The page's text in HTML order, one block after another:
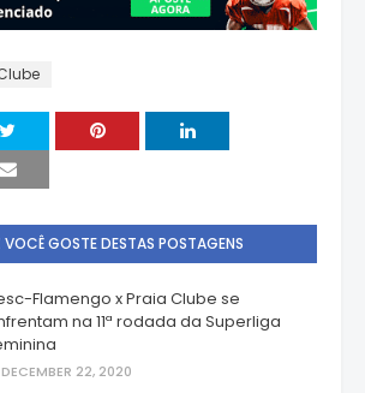
VOCÊ GOSTE DESTAS POSTAGENS
Flamengo x Praia Clube se
na 11ª rodada da Superliga
DECEMBER 22, 2020